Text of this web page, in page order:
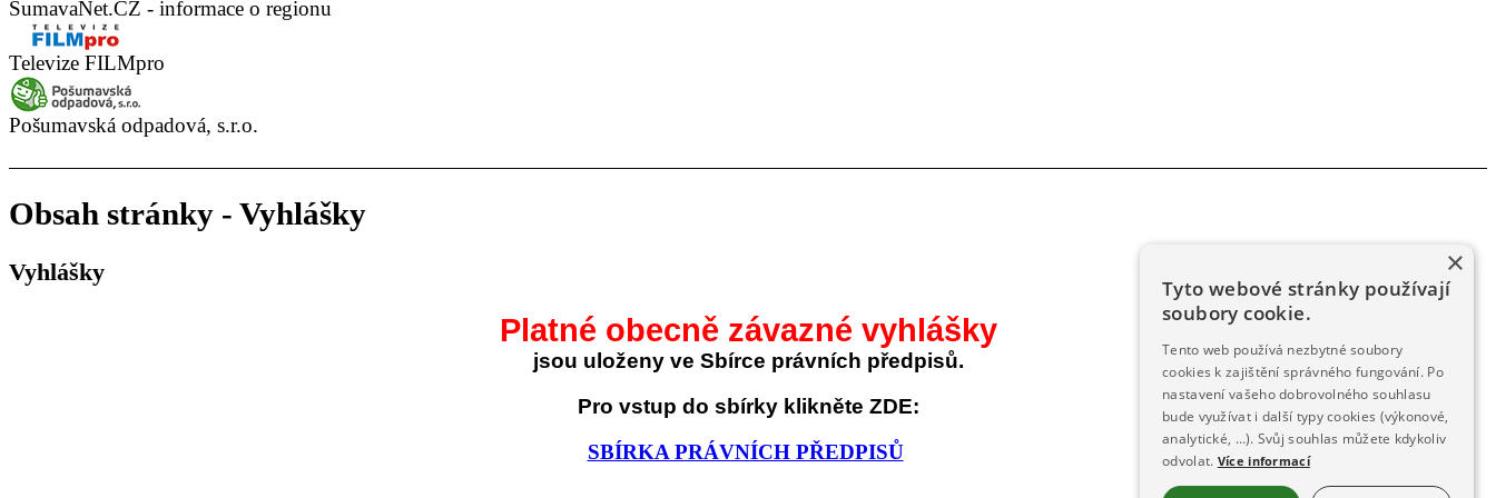
ŠumavaNet.CZ - informace o regionu
Televize FILMpro
Pošumavská odpadová, s.r.o.
Obsah stránky - Vyhlášky
Vyhlášky
Platné obecně závazné vyhlášky
jsou uloženy ve Sbírce právních předpisů.
Pro vstup do sbírky klikněte ZDE:
SBÍRKA PRÁVNÍCH PŘEDPISŮ
×
Tyto webové stránky používají
soubory cookie.
Tento web používá nezbytné soubory
cookies k zajištění správného fungování. Po
nastavení vašeho dobrovolného souhlasu
bude využívat i další typy cookies (výkonové,
analytické, …). Svůj souhlas můžete kdykoliv
odvolat. Více informací